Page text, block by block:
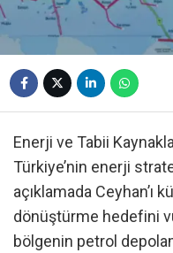
Enerji ve Tabii
Türkiye’nin enerji
açıklamada
dönüştürme hedefini
bölgenin petrol